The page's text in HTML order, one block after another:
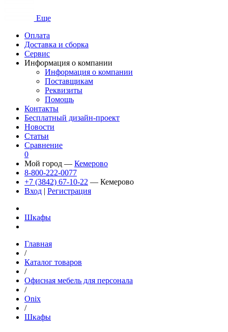
Еще
Оплата
Доставка и сборка
Сервис
Информация о компании
Информация о компании
Поставщикам
Реквизиты
Помощь
Контакты
Бесплатный дизайн-проект
Новости
Статьи
Сравнение
0
Мой город — Кемерово
8-800-222-0077
+7 (3842) 67-10-22 — Кемерово
Вход | Регистрация
Шкафы
Главная
/
Каталог товаров
/
Офисная мебель для персонала
/
Onix
/
Шкафы